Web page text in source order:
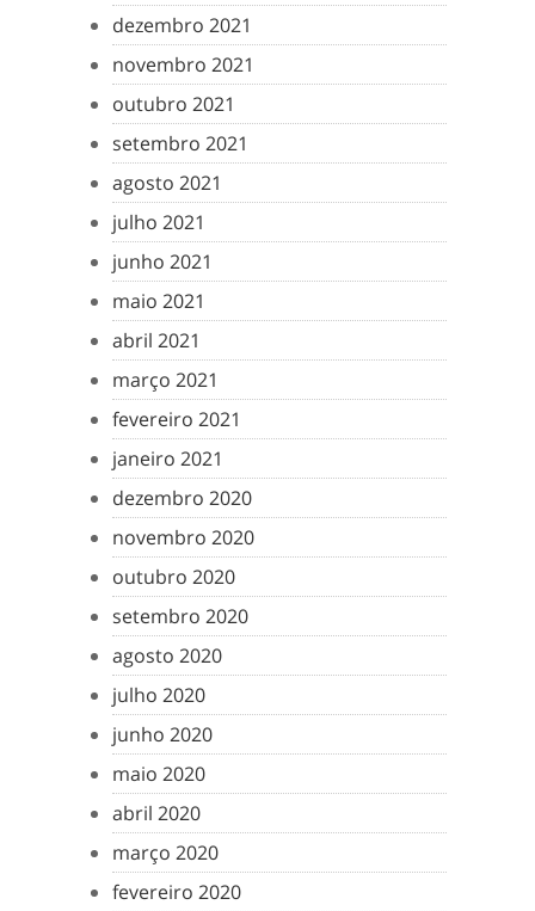
dezembro 2021
novembro 2021
outubro 2021
setembro 2021
agosto 2021
julho 2021
junho 2021
maio 2021
abril 2021
março 2021
fevereiro 2021
janeiro 2021
dezembro 2020
novembro 2020
outubro 2020
setembro 2020
agosto 2020
julho 2020
junho 2020
maio 2020
abril 2020
março 2020
fevereiro 2020